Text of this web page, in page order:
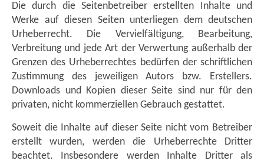
Die durch die Seitenbetreiber erstellten Inhalte und
Werke auf diesen Seiten unterliegen dem deutschen
Urheberrecht. Die Vervielfältigung, Bearbeitung,
Verbreitung und jede Art der Verwertung außerhalb der
Grenzen des Urheberrechtes bedürfen der schriftlichen
Zustimmung des jeweiligen Autors bzw. Erstellers.
Downloads und Kopien dieser Seite sind nur für den
privaten, nicht kommerziellen Gebrauch gestattet.
Soweit die Inhalte auf dieser Seite nicht vom Betreiber
erstellt wurden, werden die Urheberrechte Dritter
beachtet. Insbesondere werden Inhalte Dritter als